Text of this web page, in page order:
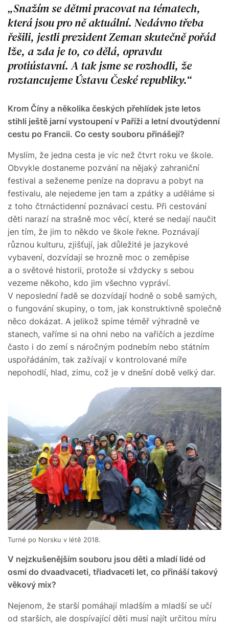
Snažím se dětmi pracovat na tématech,
která jsou pro ně aktuální. Nedávno třeba
řešili, jestli prezident Zeman skutečně pořád
lže, a zda je to, co dělá, opravdu
protiústavní. A tak jsme se rozhodli, že
roztancujeme Ústavu České republiky.
Krom Číny a několika českých přehlídek jste letos
stihli ještě jarní vystoupení v Paříži a letní dvoutýdenní
cestu po Francii. Co cesty souboru přinášejí?
Myslím, že jedna cesta je víc než čtvrt roku ve škole.
Obvykle dostaneme pozvání na nějaký zahraniční
festival a seženeme peníze na dopravu a pobyt na
festivalu, ale nejedeme jen tam a zpátky a uděláme si
z toho čtrnáctidenní poznávací cestu. Při cestování
děti narazí na strašně moc věcí, které se nedají naučit
jen tím, že jim to někdo ve škole řekne. Poznávají
různou kulturu, zjišťují, jak důležité je jazykové
vybavení, dozvídají se hrozně moc o zeměpise
a o světové historii, protože si vždycky s sebou
vezeme někoho, kdo jim všechno vypráví.
V neposlední řadě se dozvídají hodně o sobě samých,
o fungování skupiny, o tom, jak konstruktivně společně
něco dokázat. A jelikož spíme téměř výhradně ve
stanech, vaříme si na ohni nebo na vařičích a jezdíme
často i do zemí s náročným podnebím nebo státním
uspořádáním, tak zažívají v kontrolované míře
nepohodlí, hlad, zimu, což je v dnešní době velký dar.
Turné po Norsku v létě 2018.
V nejzkušenějším souboru jsou děti a mladí lidé od
osmi do dvaadvaceti, třiadvaceti let, co přináší takový
věkový mix?
Nejenom, že starší pomáhají mladším a mladší se učí
od starších, ale dospívající děti musí najít určitou míru